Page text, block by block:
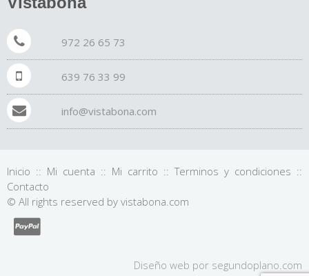
972 26 65 73
639 76 33 99
info@vistabona.com
Inicio :: Mi cuenta :: Mi carrito ::Terminos y condiciones ::
Contacto
© All rights reserved by vistabona.com
Diseño web por segundoplano .com